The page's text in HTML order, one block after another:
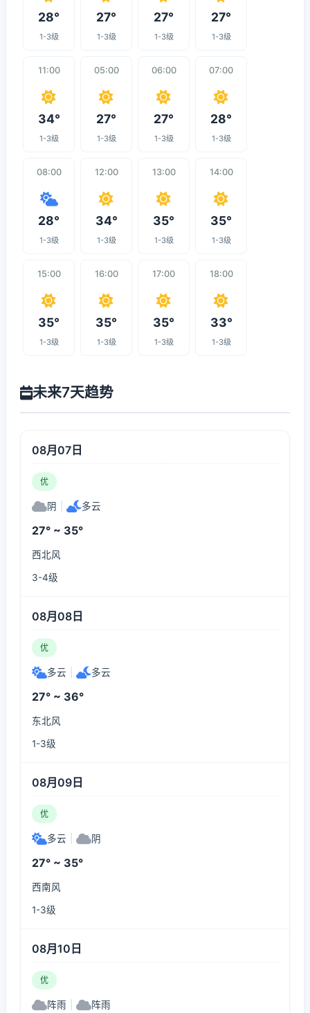
28°
1-3级
27°
1-3级
27°
1-3级
27°
1-3级
11:00
34°
1-3级
05:00
27°
1-3级
06:00
27°
1-3级
07:00
28°
1-3级
08:00
28°
1-3级
12:00
34°
1-3级
13:00
35°
1-3级
14:00
35°
1-3级
15:00
35°
1-3级
16:00
35°
1-3级
17:00
35°
1-3级
18:00
33°
1-3级
未来7天趋势
08月07日
优
阴 多云
27° ~ 35°
西北风
3-4级
08月08日
优
多云 多云
27° ~ 36°
东北风
1-3级
08月09日
优
多云 阴
27° ~ 35°
西南风
1-3级
08月10日
优
阵雨 阵雨